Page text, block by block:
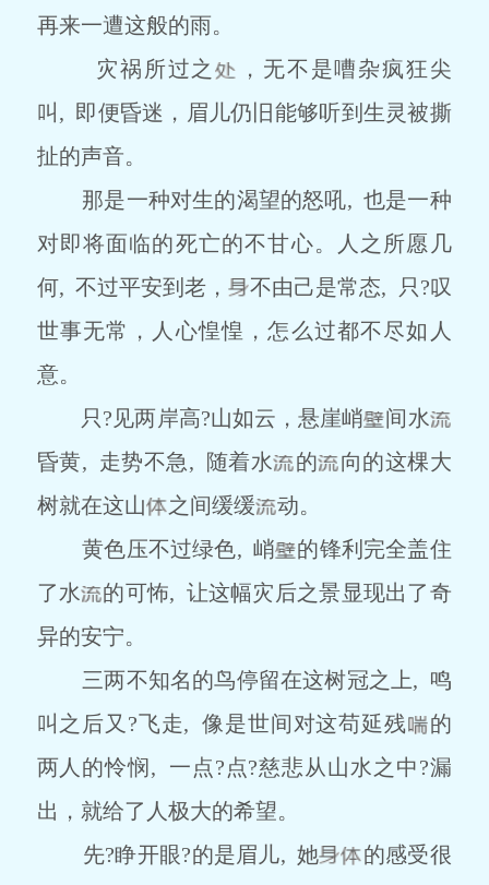
再来一遭这般的雨。
灾祸所过之
，无不是嘈杂疯狂尖
叫, 即便昏迷，眉儿仍旧能够听到生灵被撕
扯的声音。
那是一种对生的渴望的怒吼, 也是一种
对即将面临的死亡的不甘心。人之所愿几
何, 不过平安到老，
不由己是常态, 只?叹
世事无常，人心惶惶，怎么过都不尽如人
意。
只?见两岸高?山如云，悬崖峭
间水
昏黄, 走势不急, 随着水
的
向的这棵大
树就在这山
之间缓缓
动。
黄色压不过绿色, 峭
的锋利完全盖住
了水
的可怖, 让这幅灾后之景显现出了奇
异的安宁。
三两不知名的鸟停留在这树冠之上, 鸣
叫之后又?飞走, 像是世间对这苟延残
的
两人的怜悯, 一点?点?慈悲从山水之中?漏
出，就给了人极大的希望。
先?睁开眼?的是眉儿, 她
的感受很